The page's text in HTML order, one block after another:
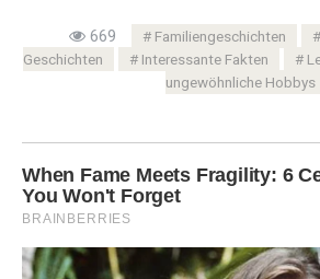
669 Familiengeschichten
Geschichten
Interessante Fakten
ungewöhnliche Hobbys